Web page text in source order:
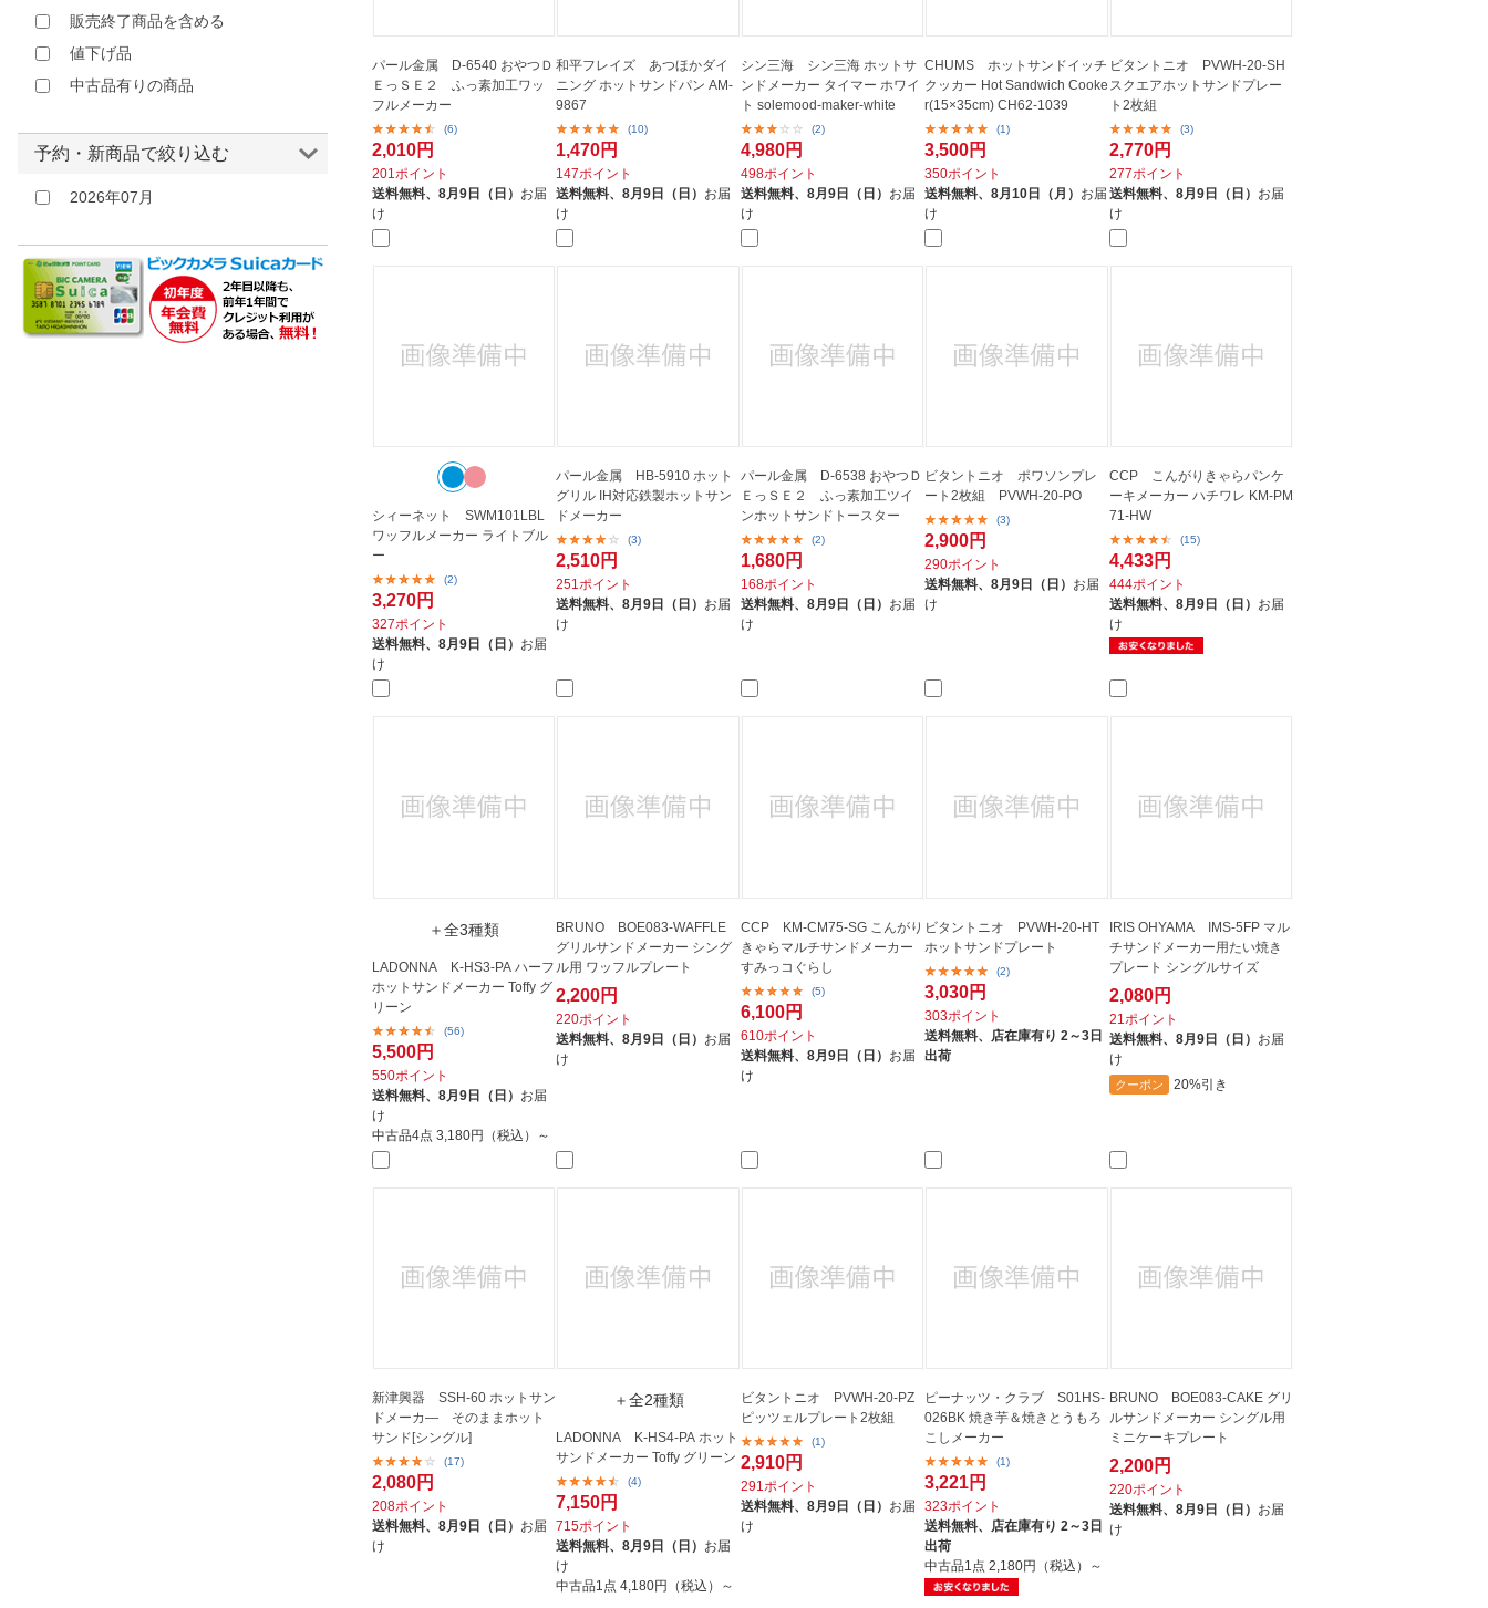
パール金属 D-6540 おやつＤ
ＥっＳＥ２ ふっ素加工ワッ
フルメーカー
(6)
2,010円
201ポイント
送料無料、 8月9日（日） お届
け
和平フレイズ あつほかダイ
ニング ホットサンドパン AM-
9867
(10)
1,470円
147ポイント
送料無料、8月9日（日） お届
け
シン三海 シン三海 ホットサ
ンドメーカー タイマー ホワイ
ト solemood-maker-white
(2)
4,980円
498ポイント
送料無料、 8月9日（日） お届
け
CHUMS ホットサンドイッチ
クッカー Hot Sandwich Cooke
r(15×35cm) CH62-1039
(1)
3,500円
350ポイント
送料無料、8月10日（月） お届
け
ビタントニオ PVWH-20-SH
スクエアホットサンドプレー
ト2枚組
(3)
2,770円
277ポイント
送料無料、 8月9日（日） お届
け
シィーネット SWM101LBL
ワッフルメーカー ライトブル
ー
(2)
3,270円
327ポイント
送料無料、 8月9日（日） お届
け
パール金属 HB-5910 ホット
グリル IH対応鉄製ホットサン
ドメーカー
(3)
2,510円
251ポイント
送料無料、8月9日（日） お届
け
パール金属 D-6538 おやつＤ
ＥっＳＥ２ ふっ素加工ツイ
ンホットサンドトースター
(2)
1,680円
168ポイント
送料無料、 8月9日（日） お届
け
ビタントニオ ポワソンプレ
ート2枚組 PVWH-20-PO
(3)
2,900円
290ポイント
送料無料、8月9日（日） お届
け
CCP こんがりきゃらパンケ
ーキメーカー ハチワレ KM-PM
71-HW
(15)
4,433円
444ポイント
送料無料、 8月9日（日） お届
け
＋全3種類
LADONNA K-HS3-PA ハーフ
ホットサンドメーカー Toffy グ
リーン
(56)
5,500円
550ポイント
送料無料、 8月9日（日） お届
け
中古品4点 3,180円（税込）～
BRUNO BOE083-WAFFLE
グリルサンドメーカー シング
ル用 ワッフルプレート
2,200円
220ポイント
送料無料、8月9日（日） お届
け
CCP KM-CM75-SG こんがり
きゃらマルチサンドメーカー
すみっコぐらし
(5)
6,100円
610ポイント
送料無料、 8月9日（日） お届
け
ビタントニオ PVWH-20-HT
ホットサンドプレート
(2)
3,030円
303ポイント
送料無料、 店在庫有り 2～3日
出荷
IRIS OHYAMA IMS-5FP マル
チサンドメーカー用たい焼き
プレート シングルサイズ
2,080円
21ポイント
送料無料、 8月9日（日） お届
け
クーポン 20%引き
新津興器 SSH-60 ホットサン
ドメーカ― そのままホット
サンド[シングル]
(17)
2,080円
208ポイント
送料無料、 8月9日（日） お届
け
＋全2種類
LADONNA K-HS4-PA ホット
サンドメーカー Toffy グリーン
(4)
7,150円
715ポイント
送料無料、8月9日（日） お届
け
中古品1点4,180円（税込）～
ビタントニオ PVWH-20-PZ
ピッツェルプレート2枚組
(1)
2,910円
291ポイント
送料無料、 8月9日（日） お届
け
ピーナッツ・クラブ S01HS-
026BK 焼き芋＆焼きとうもろ
こしメーカー
(1)
3,221円
323ポイント
送料無料、 店在庫有り 2～3日
出荷
中古品1点2,180円（税込）～
BRUNO BOE083-CAKE グリ
ルサンドメーカー シングル用
ミニケーキプレート
2,200円
220ポイント
送料無料、 8月9日（日） お届
け
三ッ谷電機｜MITSUTANI
下村企販｜SHIMOMURA KIHAN
協和工業｜KYOWA
和平フレイズ｜Wahei Freiz
山善｜YAMAZEN
岩谷産業｜Iwatani
曙産業｜AKEBONO
杉山金属｜Sugiyama metal
石崎電機製作所｜ISHIZAKI
販売終了商品を含める
値下げ品
中古品有りの商品
予約・新商品で絞り込む
2026年07月